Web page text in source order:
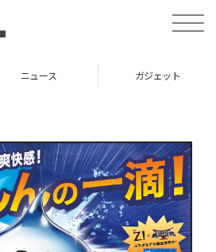
toggle
ニュース ガジェット